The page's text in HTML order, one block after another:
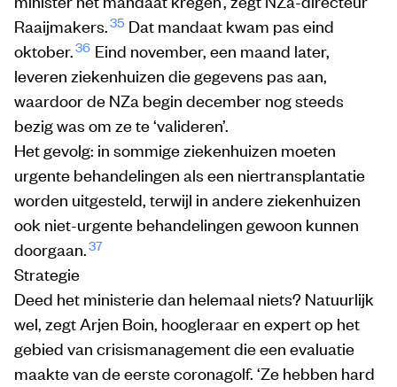
Raaijmakers.35 Dat mandaat kwam pas eind
oktober.36 Eind november, een maand later,
leveren ziekenhuizen die gegevens pas aan,
waardoor de NZa begin december nog steeds
bezig was om ze te ‘valideren’.
Het gevolg: in sommige ziekenhuizen moeten
urgente behandelingen als een niertransplantatie
worden uitgesteld, terwijl in andere ziekenhuizen
ook niet-urgente behandelingen gewoon kunnen
doorgaan.37
Strategie
Deed het ministerie dan helemaal niets? Natuurlijk
wel, zegt Arjen Boin, hoogleraar en expert op het
gebied van crisismanagement die een evaluatie
maakte van de eerste coronagolf. ‘Ze hebben hard